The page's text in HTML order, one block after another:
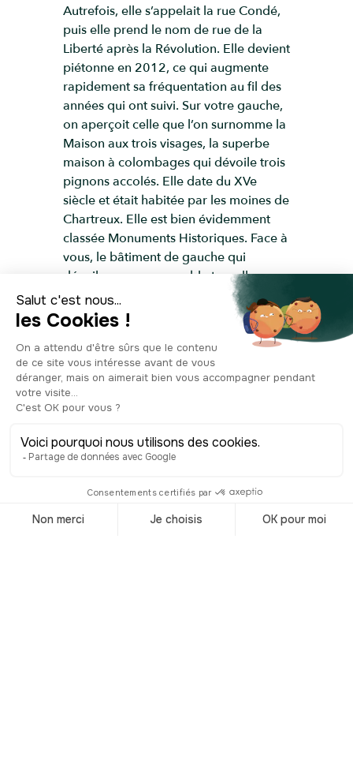
Autrefois, elle s’appelait la rue Condé,
puis elle prend le nom de rue de la
Liberté après la Révolution. Elle devient
piétonne en 2012, ce qui augmente
rapidement sa fréquentation au fil des
années qui ont suivi. Sur votre gauche,
on aperçoit celle que l’on surnomme la
Maison aux trois visages, la superbe
maison à colombages qui dévoile trois
pignons accolés. Elle date du XVe
siècle et était habitée par les moines de
Chartreux. Elle est bien évidemment
classée Monuments Historiques. Face à
vous, le bâtiment de gauche qui
dévoile une remarquable tourelle
d’angle est un ancien hôtel du XVIIe
siècle, l’hôtel Millière. Il est également
classé aux Monuments Historiques. À
droite, on retrouve un autre beau
bâtiment au style Art Déco : levez les
yeux, vous remarquerez qu’il est gravé
l’inscription “Au pauvre diable” dessus.
magasin qui se trouvait-là jusqu’en
1999. Dans le bâtiment d’après se
trouvaient les Magasins Modernes,
Lafayette. À Dijon, on appelle cette